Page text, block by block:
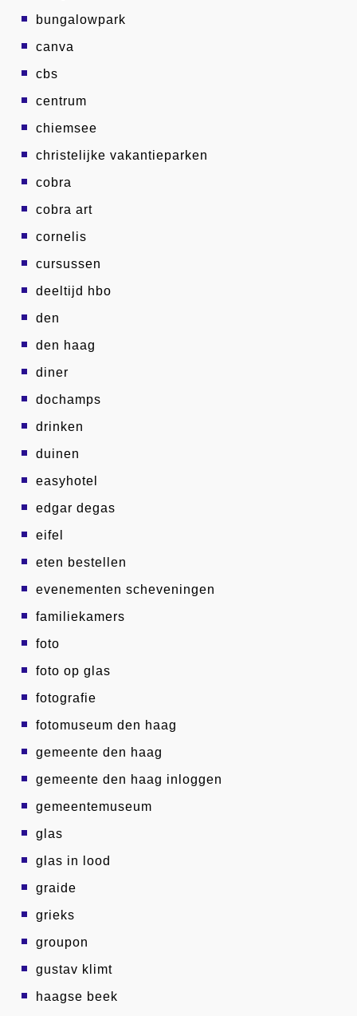
bungalowpark
canva
cbs
centrum
chiemsee
christelijke vakantieparken
cobra
cobra art
cornelis
cursussen
deeltijd hbo
den
den haag
diner
dochamps
drinken
duinen
easyhotel
edgar degas
eifel
eten bestellen
evenementen scheveningen
familiekamers
foto
foto op glas
fotografie
fotomuseum den haag
gemeente den haag
gemeente den haag inloggen
gemeentemuseum
glas
glas in lood
graide
grieks
groupon
gustav klimt
haagse beek